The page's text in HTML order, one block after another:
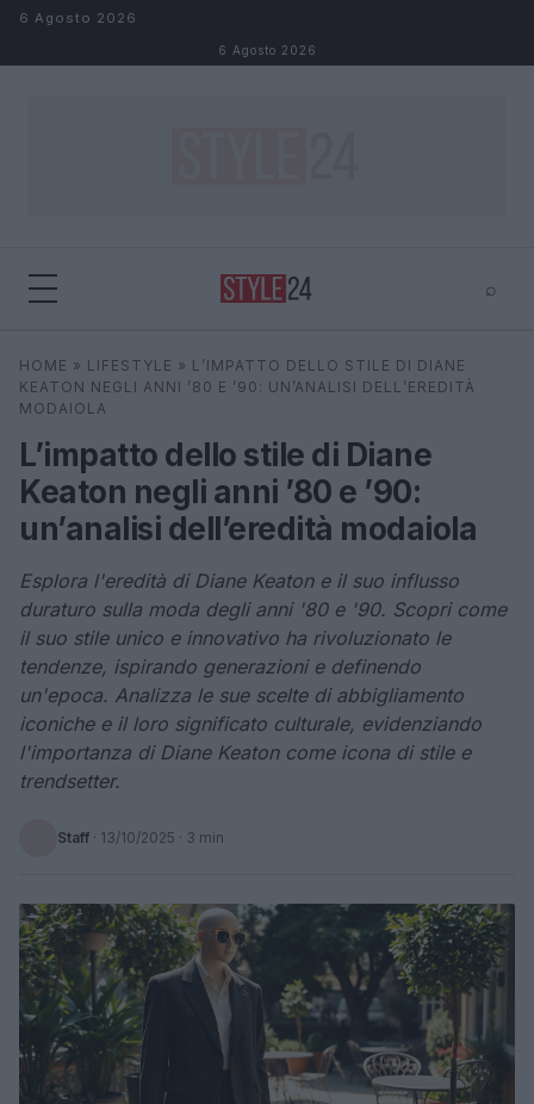
Salta al contenuto
6 Agosto 2026
6 Agosto 2026
⌕
Cerca ⌕
HOME » LIFESTYLE » L’IMPATTO DELLO STILE DI DIANE
KEATON NEGLI ANNI ’80 E ’90: UN’ANALISI DELL’EREDITÀ
MODAIOLA
L’impatto dello stile di Diane
Keaton negli anni ’80 e ’90:
un’analisi dell’eredità modaiola
Esplora l'eredità di Diane Keaton e il suo influsso
duraturo sulla moda degli anni '80 e '90. Scopri come
il suo stile unico e innovativo ha rivoluzionato le
tendenze, ispirando generazioni e definendo
un'epoca. Analizza le sue scelte di abbigliamento
iconiche e il loro significato culturale, evidenziando
l'importanza di Diane Keaton come icona di stile e
trendsetter.
Staff · 13/10/2025 · 3 min